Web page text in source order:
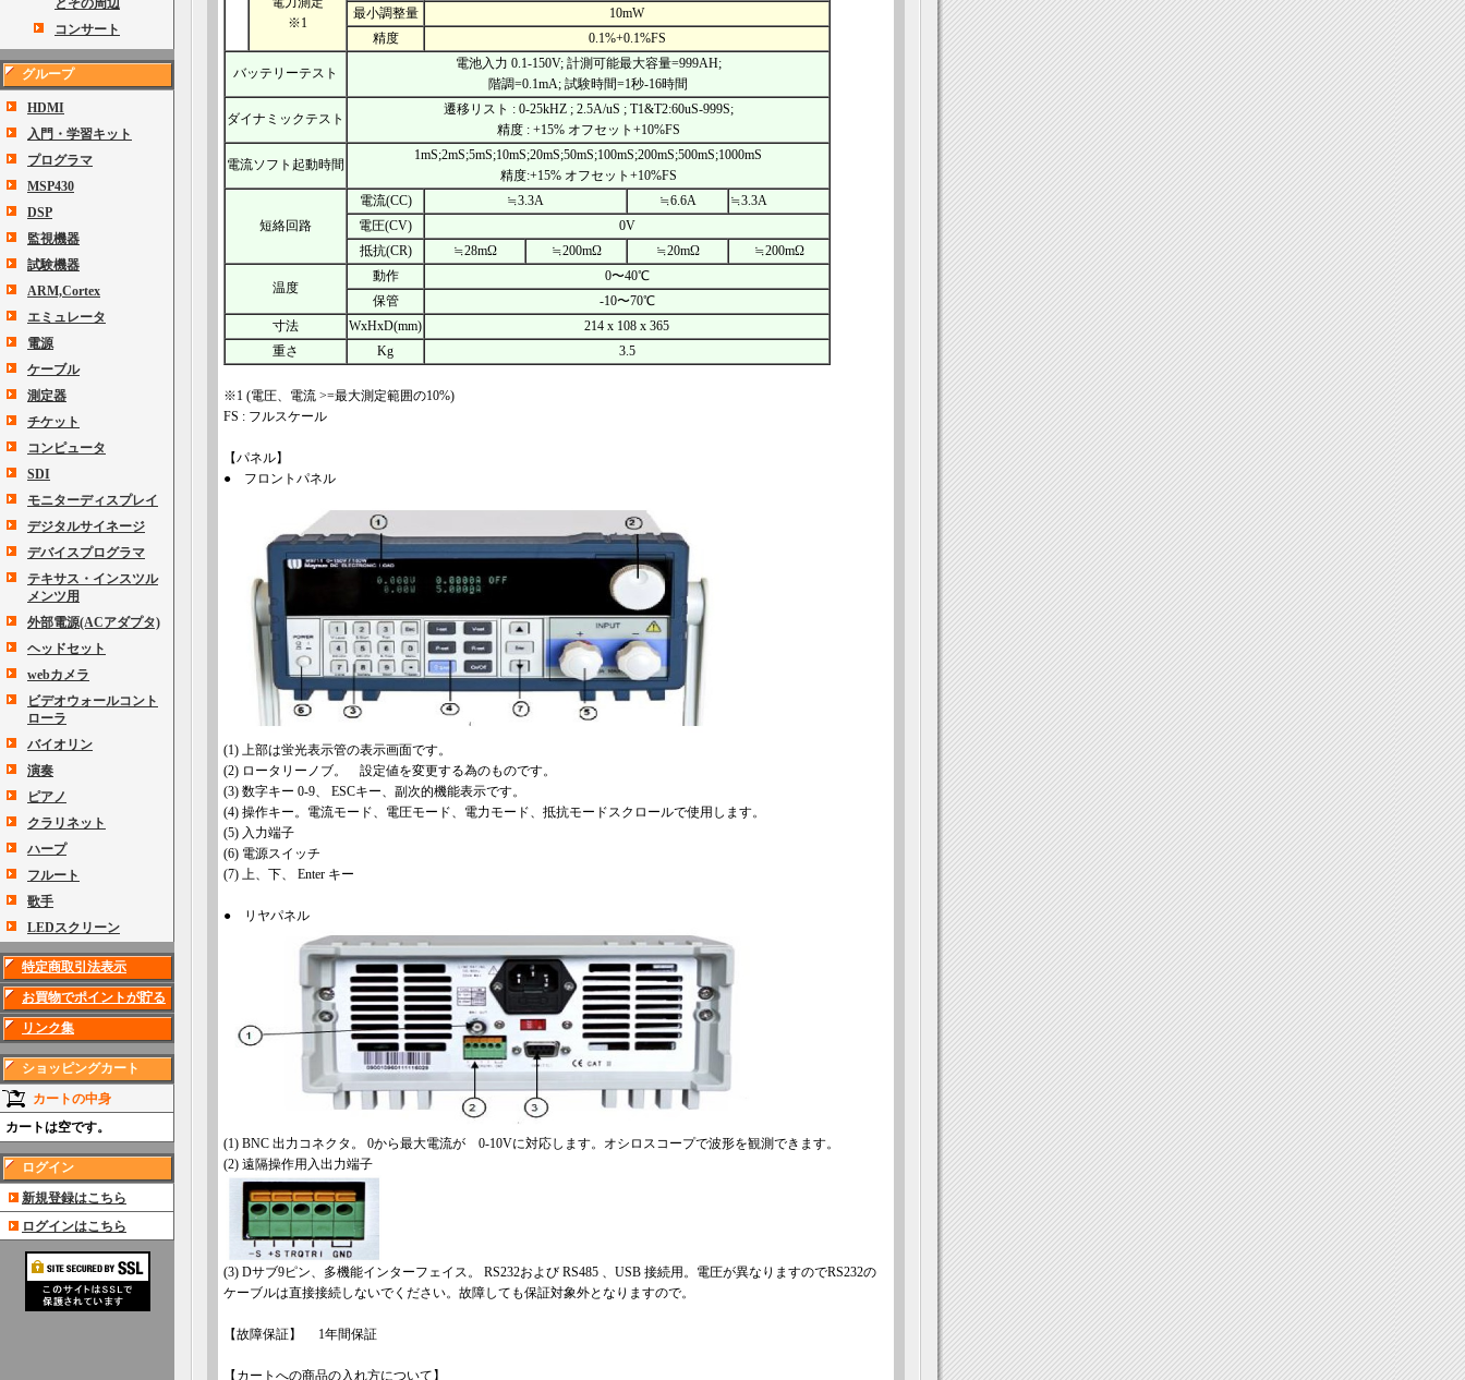
とその周辺
コンサート
グループ
HDMI
入門・学習キット
プログラマ
MSP430
DSP
監視機器
試験機器
ARM,Cortex
エミュレータ
電源
ケーブル
測定器
チケット
コンピュータ
SDI
モニターディスプレイ
デジタルサイネージ
デバイスプログラマ
テキサス・インスツル
メンツ用
外部電源(ACアダプタ)
ヘッドセット
webカメラ
ビデオウォールコント
ローラ
バイオリン
演奏
ピアノ
クラリネット
ハープ
フルート
歌手
LEDスクリーン
特定商取引法表示
お買物でポイントが貯る
リンク集
ショッピングカート
カートの中身
カートは空です。
ログイン
新規登録はこちら
ログインはこちら
※1
最小調整量
10mW
精度
0.1%+0.1%FS
バッテリーテスト
電池入力 0.1-150V; 計測可能最大容量=999AH;
階調=0.1mA; 試験時間=1秒-16時間
ダイナミックテスト
遷移リスト : 0-25kHZ ; 2.5A/uS ; T1&T2:60uS-999S;
精度 : +15% オフセット+10%FS
電流ソフト起動時間
1mS;2mS;5mS;10mS;20mS;50mS;100mS;200mS;500mS;1000mS
精度:+15% オフセット+10%FS
短絡回路
電流(CC) ≒3.3A ≒6.6A
≒3.3A
電圧(CV)
0V
抵抗(CR)
≒28mΩ ≒200mΩ ≒20mΩ ≒200mΩ
温度
動作
0〜40℃
保管
-10〜70℃
寸法
WxHxD(mm)
214 x 108 x 365
重さ
Kg 3.5
※1 (電圧、電流 >=最大測定範囲の10%)
FS : フルスケール
【パネル】
● フロントパネル
(1) 上部は蛍光表示管の表示画面です。
(2) ロータリーノブ。 設定値を変更する為のものです。
(3) 数字キー 0-9、 ESCキー、副次的機能表示です。
(4) 操作キー。電流モード、電圧モード、電力モード、抵抗モードスクロールで使用します。
(5) 入力端子
(6) 電源スイッチ
(7) 上、下、 Enter キー
● リヤパネル
(1) BNC 出力コネクタ。 0から最大電流が 0-10Vに対応します。オシロスコープで波形を観測できます。
(2) 遠隔操作用入出力端子
(3) Dサブ9ピン、多機能インターフェイス。 RS232および RS485 、USB 接続用。電圧が異なりますのでRS232の
ケーブルは直接接続しないでください。故障しても保証対象外となりますので。
【故障保証】 1年間保証
【カートへの商品の入れ方について】